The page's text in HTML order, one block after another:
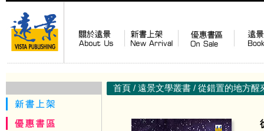
首頁 / 遠景文學叢書 / 從錯置的地方醒